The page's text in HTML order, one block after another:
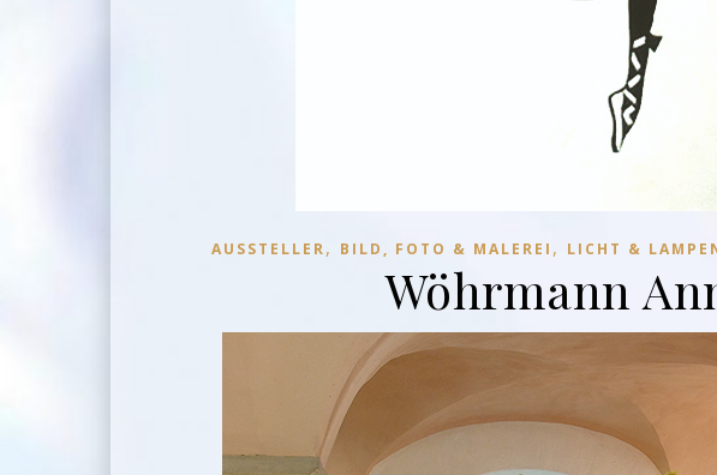
AUSSTELLER, BILD, FOTO & MALEREI , LICHT &
Wöhrmann